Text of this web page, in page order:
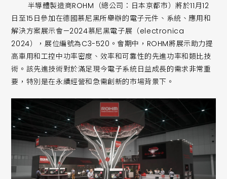
半導體製造商ROHM（總公司：日本京都市）將於11月12
日至15日參加在德國慕尼黑所舉辦的電子元件、系統、應用和
解決方案展示會—2024慕尼黑電子展（electronica
2024），展位編號為C3-520。會期中，ROHM將展示助力提
高車用和工控中功率密度、效率和可靠性的先進功率和類比技
術。該先進技術對於滿足現今電子系統日益成長的需求非常重
要，特別是在永續經營和急需創新的市場背景下。